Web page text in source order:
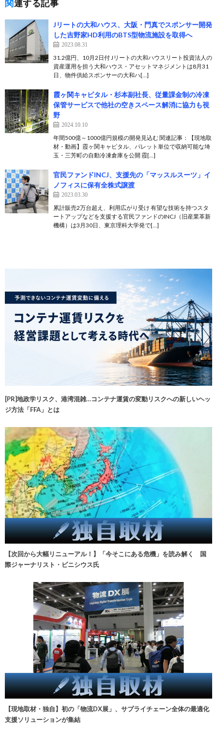
関連する記事
Jリートの大和ハウス、大阪・門真でスポンサー開発
した吉野家HD利用のBTS型物流施設を取得へ
2023.08.31
31.2億円、10月2日付 Jリートの大和ハウスリート投資法人の
資産運用を担う大和ハウス・アセットマネジメントは8月31
日、物件供給スポンサーの大和ハ[…]
霞ヶ関キャピタル・杉本副社長、従量課金制の冷凍
保管サービスで他社の空きスペース解消に協力も視
野
2024.10.10
年間500億～1000億円規模の開発見込む 関連記事：【現地取
材・動画】霞ヶ関キャピタル、パレット単位で収納可能な埼
玉・三芳町の自動冷凍倉庫を公開 霞[…]
官民ファンドINCJ、支援先の「マッスルスーツ」イ
ノフィスに保有全株式譲渡
2023.03.30
累計販売2万台超え、利用広がり受け 有望な技術を持つスタ
ートアップなどを支援する官民ファンドのINCJ（旧産業革新
機構）は3月30日、東京理科大学発で[…]
[PR]地政学リスク、港湾混雑…コンテナ運賃の変動リスクへの新しいヘッ
ジ方法「FFA」とは
【次回から大幅リニューアル！】「今そこにある危機」を読み解く 国
際ジャーナリスト・ビニシウス氏
【現地取材・独自】初の「物流DX展」、サプライチェーン全体の最適化
支援ソリューションが集結